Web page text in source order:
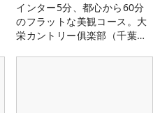
インター5分、都心から60分
のフラットな美観コース。大
栄カントリー俱楽部（千葉